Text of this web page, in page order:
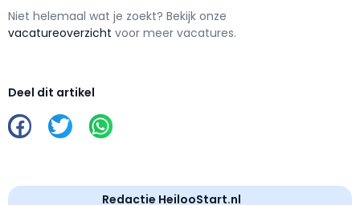
Niet helemaal wat je zoekt? Bekijk onze
vacatureoverzicht voor meer vacatures.
Deel dit artikel
Redactie HeilooStart.nl